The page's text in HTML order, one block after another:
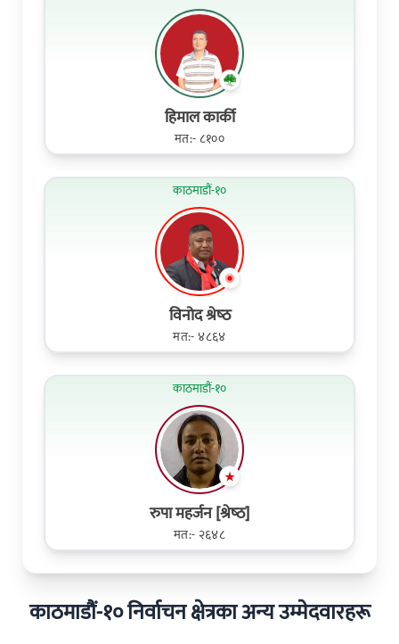
हिमाल कार्की
मत:- ८१००
काठमाडौं-१०
विनोद श्रेष्‍ठ
मत:- ४८६४
काठमाडौं-१०
रुपा महर्जन [श्रेष्‍ठ]
मत:- २६४८
काठमाडौं-१० निर्वाचन क्षेत्रका अन्य उम्मेदवारहरू